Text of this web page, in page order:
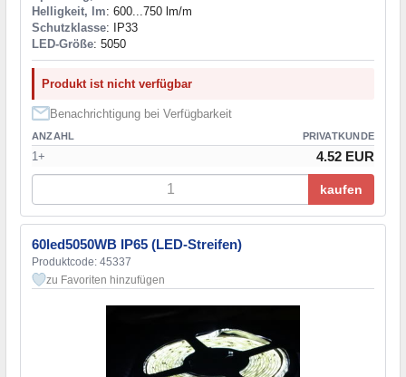
Helligkeit, lm: 600...750 lm/m
Schutzklasse: IP33
LED-Größe: 5050
Produkt ist nicht verfügbar
Benachrichtigung bei Verfügbarkeit
ANZAHL PRIVATKUNDE
1+ 4.52 EUR
kaufen
60led5050WB IP65 (LED-Streifen)
Produktcode: 45337
zu Favoriten hinzufügen